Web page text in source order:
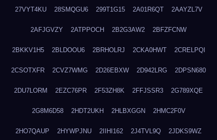
27VYT4KU 28SMQGU6 299T1G15 2A01R6QT 2AAYZL7V
2AFJGVZY 2ATPPOCH 2B2G3AW2 2BFZFCNW
2BKKV1H5 2BLDOOU6 2BRHOLRJ 2CKA0HWT 2CRELPQI
2CSOTXFR 2CVZ7WMG 2D26EBXW 2D942LRG 2DPSN680
2DU7LORM 2EZC76PR 2F53ZH8K 2FFJSSR3 2G789XQE
2G8M6D58 2HDT2UKH 2HLBXGGN 2HMC2F0V
2HO7QAUP 2HYWPJNU 2IIHI162 2J4TVL9Q 2JDKS9WZ